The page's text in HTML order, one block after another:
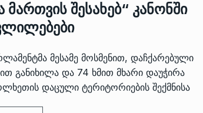
მართვის შესახებ“ კანონში
მესამე მოსმენით, დაჩქარებული
განიხილა და 74 ხმით მხარი დაუჭირა
დაცული ტერიტორიების შექმნისა